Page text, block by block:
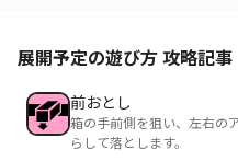
展開予定の遊び方 攻略記事
前おとし
箱の手前側を狙い、左右の
らして落とします。